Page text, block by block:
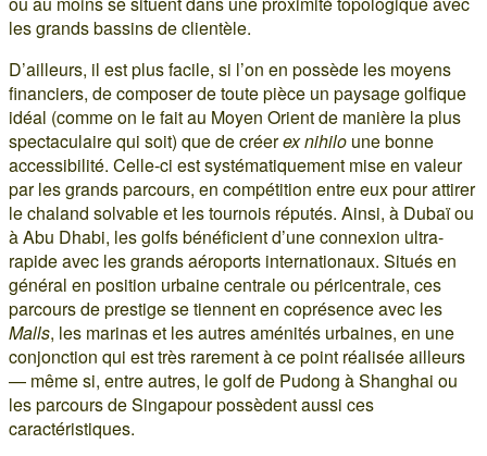
les grands bassins de clientèle.
D’ailleurs, il est plus facile, si l’on en possède les moyens
financiers, de composer de toute pièce un paysage golfique
idéal (comme on le fait au Moyen Orient de manière la plus
spectaculaire qui soit) que de créerex nihilo une bonne
accessibilité. Celle-ci est systématiquement mise en valeur
par les grands parcours, en compétition entre eux pour attirer
le chaland solvable et les tournois réputés. Ainsi, à Dubaï ou
à Abu Dhabi, les golfs bénéficient d’une connexion ultra-
rapide avec les grands aéroports internationaux. Situés en
général en position urbaine centrale ou péricentrale, ces
parcours de prestige se tiennent en coprésence avec les
Malls, les marinas et les autres aménités urbaines, en une
conjonction qui est très rarement à ce point réalisée ailleurs
— même si, entre autres, le golf de Pudong à Shanghai ou
les parcours de Singapour possèdent aussi ces
caractéristiques.